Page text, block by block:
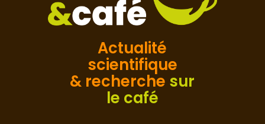
Actualité
scientifique
& recherche sur
le café